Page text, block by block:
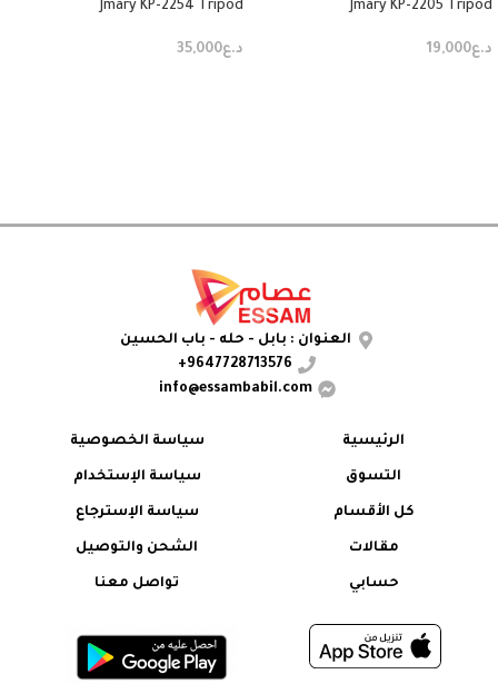
Jmary KP-2205 Tripod
د.ع19,000
Jmary KP-2254 Tripod
د.ع35,000
العنوان : بابل - حله - باب الحسين
9647728713576+
info@essambabil.com
الرئيسية
التسوق
كل الأقسام
مقالات
حسابي
سياسة الخصوصية
سياسة الإستخدام
سياسة الإسترجاع
الشحن والتوصيل
تواصل معنا